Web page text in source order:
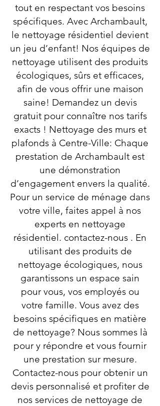
tout en respectant vos besoins
spécifiques. Avec Archambault,
le nettoyage résidentiel devient
un jeu d’enfant! Nos équipes de
nettoyage utilisent des produits
écologiques, sûrs et efficaces,
afin de vous offrir une maison
saine! Demandez un devis
gratuit pour connaître nos tarifs
exacts ! Nettoyage des murs et
plafonds à Centre-Ville: Chaque
prestation de Archambault est
une démonstration
d’engagement envers la qualité.
Pour un service de ménage dans
votre ville, faites appel à nos
experts en nettoyage
résidentiel. contactez-nous . En
utilisant des produits de
nettoyage écologiques, nous
garantissons un espace sain
pour vous, vos employés ou
votre famille. Vous avez des
besoins spécifiques en matière
de nettoyage? Nous sommes là
pour y répondre et vous fournir
une prestation sur mesure.
Contactez-nous pour obtenir un
devis personnalisé et profiter de
nos services de nettoyage de